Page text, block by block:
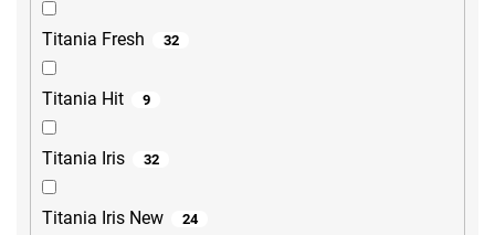
Titania Fresh 32
Titania Hit 9
Titania Iris 32
Titania Iris New 24